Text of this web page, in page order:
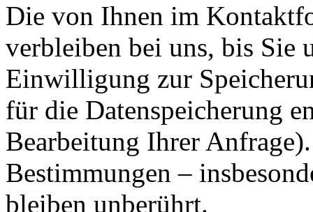
Die von Ihnen im
verbleiben bei uns, bis Sie
Einwilligung zur
für die Datenspeicherung
Bearbeitung Ihrer
Bestimmungen –
bleiben unberührt.